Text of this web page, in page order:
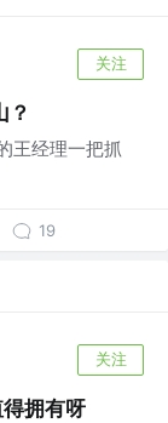
关注
？
王经理一把抓
19
关注
拥有呀